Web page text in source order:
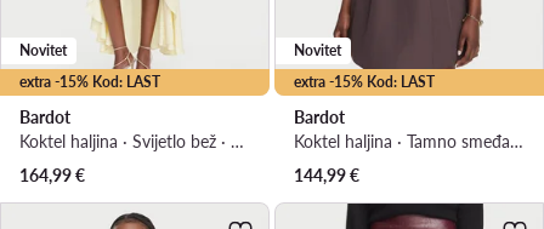
extra -15% Kod: LAST
Novitet
Bardot
Koktel haljina · Svijetlo bež · Midi, Asimetrična
164,99€
extra -15% Kod: LAST
Novitet
Bardot
Koktel haljina · Tamno smeđa · Mini
144,99€